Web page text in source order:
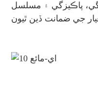
پاڪيزگي ۽ مسلسل